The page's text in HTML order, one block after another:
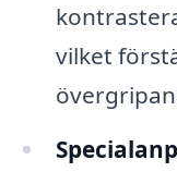
vilket